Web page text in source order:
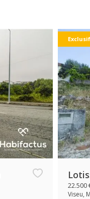
Exclusif
22.500
Viseu,